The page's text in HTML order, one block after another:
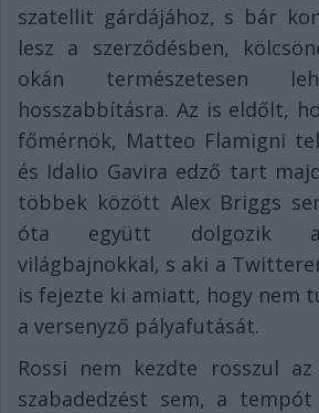
szatellit gárdájához, s bár
lesz a szerződésben,
okán természetesen
hosszabbításra. Az is eldőlt,
főmérnök, Matteo Flamigni
és Idalio Gavira edző tart
többek között Alex Briggs
óta együtt dolgozik a
világbajnokkal, s aki a
is fejezte ki amiatt, hogy nem
a versenyző pályafutását.
Rossi nem kezdte rosszul
szabadedzést sem, a